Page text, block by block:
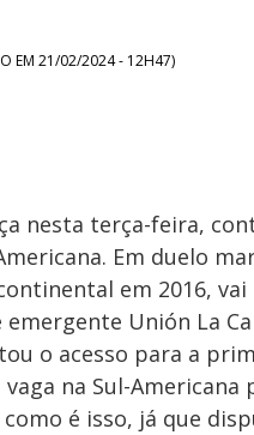
EM 21/02/2024 - 12H47)
nesta terça-feira,
Em duelo
em 2016, vai
Unión La
o acesso para a
na Sul-
é isso, já que